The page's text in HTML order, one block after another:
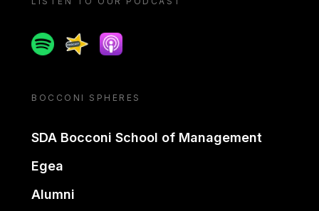
SpotifySpreakerApple podcast
BOCCONI SPHERES
SDA Bocconi School of Management
Egea
Alumni